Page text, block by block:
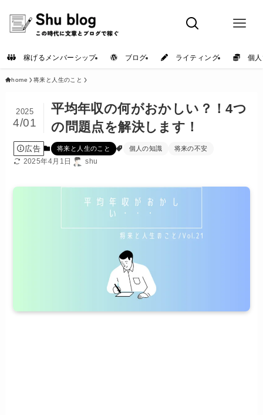
稼げるメンバーシップ ブログ ライティング 個人
home 将来と人生のこと
平均年収の何がおかしい？！4つ
の問題点を解決します！
2025
4/01
広告 将来と人生のこと 個人の知識 将来の不安
2025年4月1日 shu